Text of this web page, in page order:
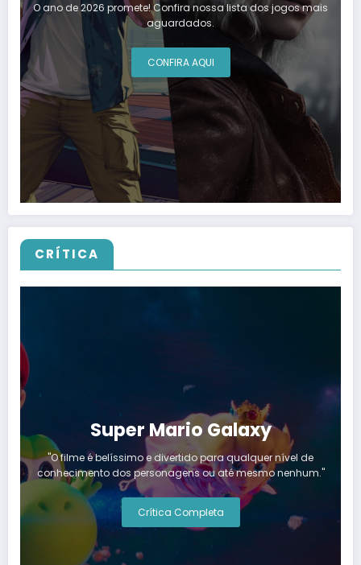
O ano de 2026 promete! Confira nossa lista dos jogos mais
aguardados.
CONFIRA AQUI
CRÍTICA
Super Mario Galaxy
"O filme é belíssimo e divertido para qualquer nível de
conhecimento dos personagens ou até mesmo nenhum."
Crítica Completa